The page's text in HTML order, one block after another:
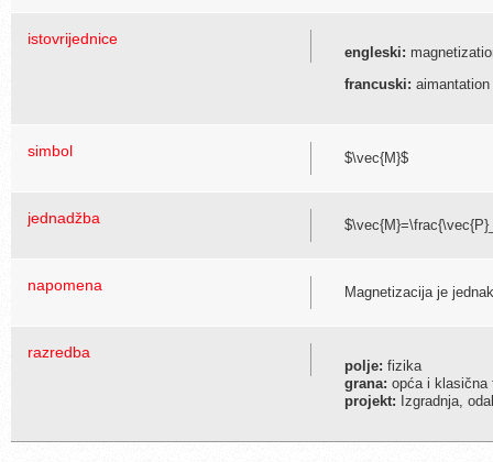
istovrijednice
engleski:
francuski: aimantation
simbol $\vec{M}$
jednadžba
napomena Magnetizacija je
razredba
polje: fizika
grana: opća i klasična
projekt: Izgradnja,